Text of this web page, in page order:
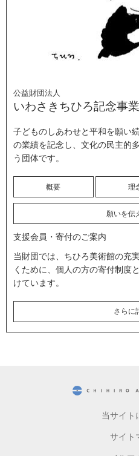
公益財団法人
いわさきちひろ記念事
子どものしあわせと平和を願い
の業績を記念し、文化の民主的
う団体です。
概要 理
願いを伝
支援会員・寄付のご案内
当財団では、ちひろ美術館の充
くために、個人の方の寄付制度
けています。
さらに
当サイト
サイト